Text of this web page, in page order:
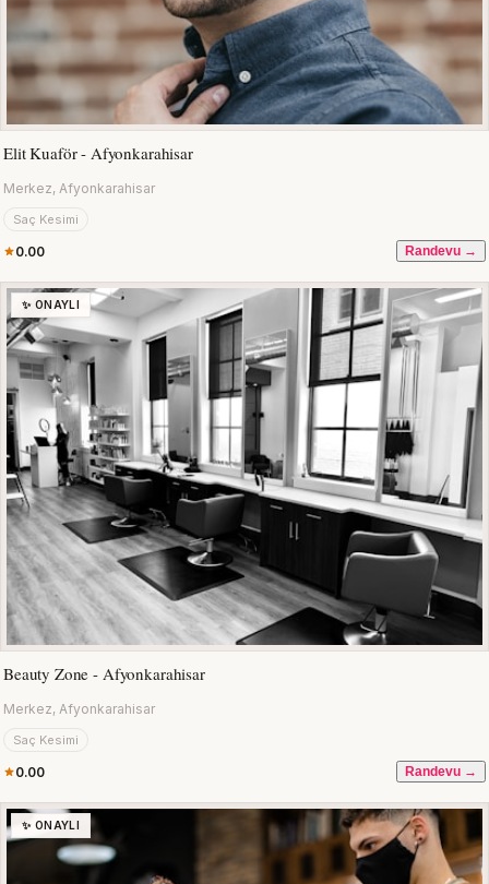
Elit Kuaför - Afyonkarahisar
Merkez, Afyonkarahisar
Saç Kesimi
0.00 Randevu →
✨ ONAYLI
Beauty Zone - Afyonkarahisar
Merkez, Afyonkarahisar
Saç Kesimi
0.00 Randevu →
✨ ONAYLI